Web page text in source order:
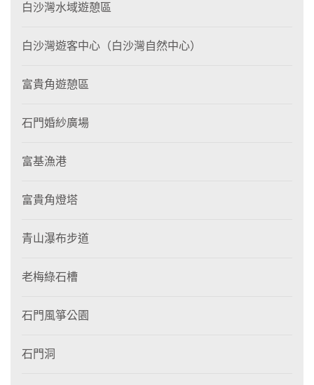
白沙灣水域遊憩區
白沙灣遊客中心（白沙灣自然中心）
富貴角遊憩區
石門婚紗廣場
富基漁港
富貴角燈塔
青山瀑布步道
老梅綠石槽
石門風箏公園
石門洞